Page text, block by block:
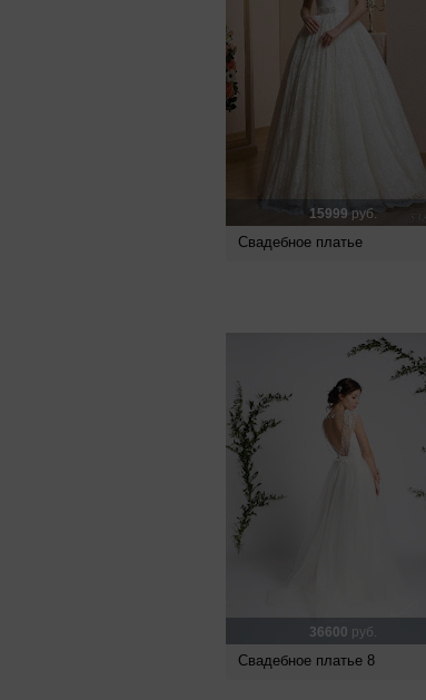
15999руб.
Свадебное платье
36600 руб.
Свадебное платье 8